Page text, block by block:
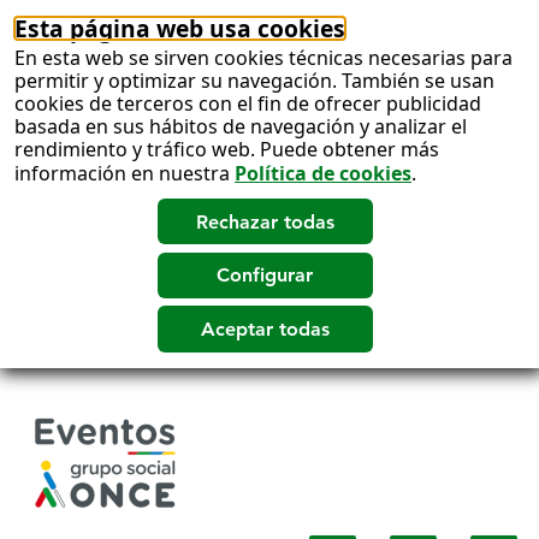
Esta página web usa cookies
En esta web se sirven cookies técnicas necesarias para
permitir y optimizar su navegación. También se usan
cookies de terceros con el fin de ofrecer publicidad
basada en sus hábitos de navegación y analizar el
rendimiento y tráfico web. Puede obtener más
información en nuestra Política de cookies.